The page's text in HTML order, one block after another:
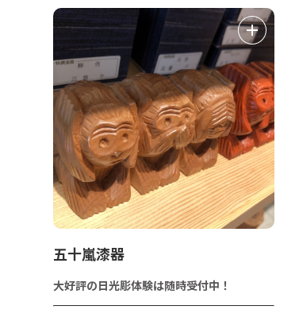
五十嵐漆器
大好評の日光彫体験は随時受付中！